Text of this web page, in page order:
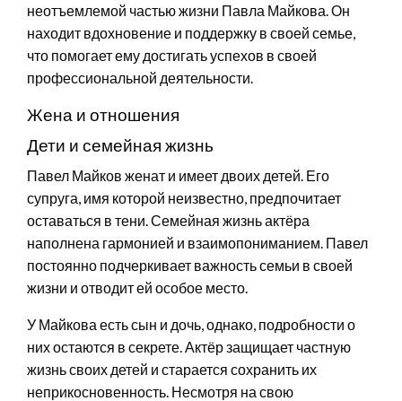
неотъемлемой частью жизни Павла Майкова. Он
находит вдохновение и поддержку в своей семье,
что помогает ему достигать успехов в своей
профессиональной деятельности.
Жена и отношения
Дети и семейная жизнь
Павел Майков женат и имеет двоих детей. Его
супруга, имя которой неизвестно, предпочитает
оставаться в тени. Семейная жизнь актёра
наполнена гармонией и взаимопониманием. Павел
постоянно подчеркивает важность семьи в своей
жизни и отводит ей особое место.
У Майкова есть сын и дочь, однако, подробности о
них остаются в секрете. Актёр защищает частную
жизнь своих детей и старается сохранить их
неприкосновенность. Несмотря на свою